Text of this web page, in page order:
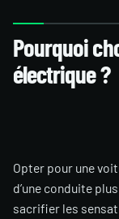
Pourquoi
électrique ?
Opter pour une
d’une conduite
sacrifier les